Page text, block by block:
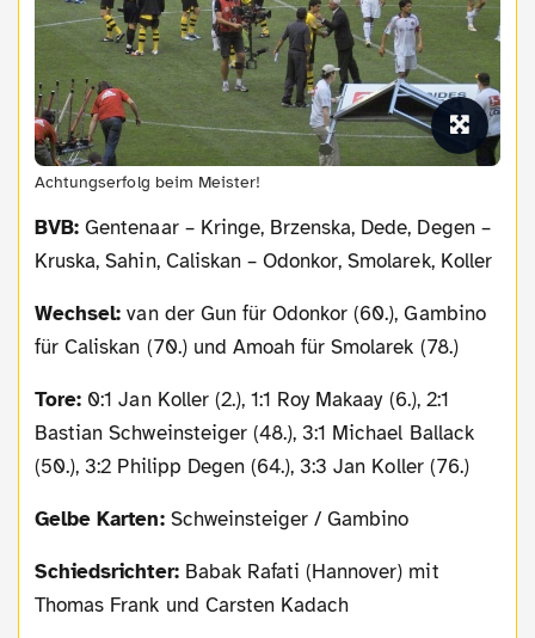
Achtungserfolg beim Meister!
BVB:Gentenaar – Kringe, Brzenska, Dede, Degen –
Kruska, Sahin, Caliskan – Odonkor, Smolarek, Koller
Wechsel:van der Gun für Odonkor (60.), Gambino
für Caliskan (70.) und Amoah für Smolarek (78.)
Tore: 0:1 Jan Koller (2.), 1:1 Roy Makaay (6.), 2:1
Bastian Schweinsteiger (48.), 3:1 Michael Ballack
(50.), 3:2 Philipp Degen (64.), 3:3 Jan Koller (76.)
Gelbe Karten: Schweinsteiger / Gambino
Schiedsrichter: Babak Rafati (Hannover) mit
Thomas Frank und Carsten Kadach